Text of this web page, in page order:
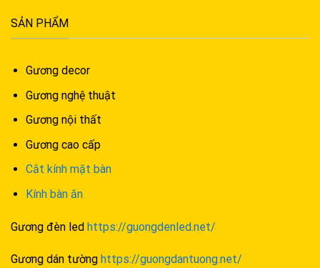
SẢN PHẨM
Gương decor
Gương nghệ thuật
Gương nội thất
Gương cao cấp
Cắt kính mặt bàn
Kính bàn ăn
Gương đèn led https://guongdenled.net/
Gương dán tường https://guongdantuong.net/